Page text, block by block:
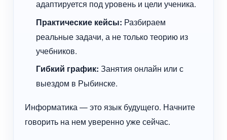
адаптируется под уровень и цели ученика.
Практические кейсы: Разбираем
реальные задачи, а не только теорию из
учебников.
Гибкий график: Занятия онлайн или с
выездом в Рыбинске.
Информатика — это язык будущего. Начните
говорить на нем уверенно уже сейчас.